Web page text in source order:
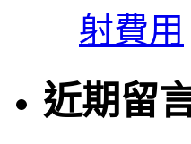
射費用
近期留